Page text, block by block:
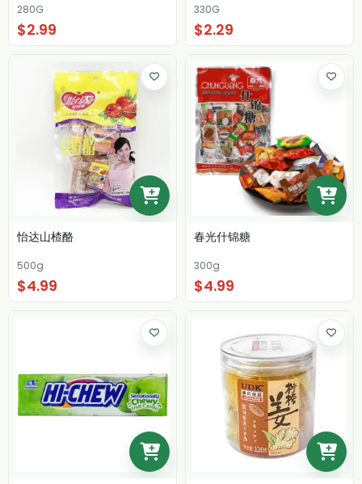
280G
$2.99
330G
$2.29
怡达山楂酪
500g
$4.99
春光什锦糖
300g
$4.99